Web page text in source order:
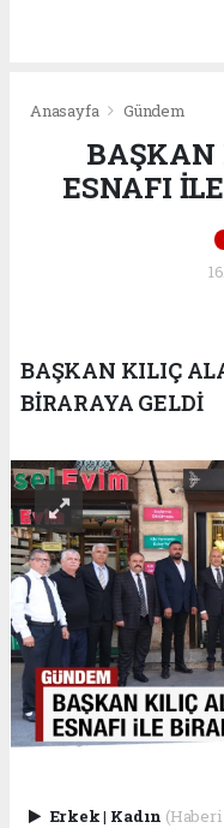
Anasayfa Gündem
BAŞKAN
ESNAFI
BAŞKAN KILIÇ
BİRARAYA GELDİ
Erkek| Kadın